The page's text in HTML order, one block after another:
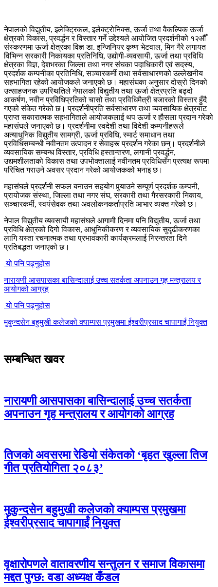
नेपालको विद्युतीय, इलेक्ट्रिकल, इलेक्ट्रोनिक्स, ऊर्जा तथा वैकल्पिक ऊर्जा
क्षेत्रको विकास, प्रवर्द्धन र विस्तार गर्ने उद्देश्यले आयोजित प्रदर्शनीको १२औँ
संस्करणमा ऊर्जा क्षेत्रका विज्ञ डा. इन्जिनियर कृष्ण भेटवाल, मिन गैरे लगायत
विभिन्न सरकारी निकायका प्रतिनिधि, उद्योगी-व्यवसायी, ऊर्जा तथा प्रविधि
क्षेत्रका विज्ञ, देशभरका जिल्ला तथा नगर संघका पदाधिकारी एवं सदस्य,
प्रदर्शक कम्पनीका प्रतिनिधि, सञ्चारकर्मी तथा सर्वसाधारणको उल्लेखनीय
सहभागिता रहेको आयोजकले जनाएको छ। महासंघका अनुसार दोस्रो दिनको
उत्साहजनक उपस्थितिले नेपालको विद्युतीय तथा ऊर्जा क्षेत्रप्रति बढ्दो
आकर्षण, नवीन प्रविधिप्रतिको चासो तथा प्रविधिमैत्री बजारको विस्तार हुँदै
गएको संकेत गरेको छ। प्रदर्शनीप्रति सर्वसाधारण तथा व्यवसायिक क्षेत्रबाट
प्राप्त सकारात्मक सहभागिताले आयोजकलाई थप ऊर्जा र हौसला प्रदान गरेको
महासंघले जनाएको छ। प्रदर्शनीमा स्वदेशी तथा विदेशी कम्पनीहरूले
अत्याधुनिक विद्युतीय सामग्री, ऊर्जा प्रविधि, स्मार्ट समाधान तथा
प्रविधिसम्बन्धी नवीनतम उत्पादन र सेवाहरू प्रदर्शन गरेका छन्। प्रदर्शनीले
व्यवसायिक सम्बन्ध विस्तार, प्रविधि हस्तान्तरण, लगानी प्रवर्द्धन,
उद्यमशीलताको विकास तथा उपभोक्तालाई नवीनतम प्रविधिसँग प्रत्यक्ष रूपमा
परिचित गराउने अवसर प्रदान गरेको आयोजकको भनाइ छ।
महासंघले प्रदर्शनी सफल बनाउन सहयोग पुर्‍याउने सम्पूर्ण प्रदर्शक कम्पनी,
प्रायोजक संस्था, जिल्ला तथा नगर संघ, सरकारी तथा गैरसरकारी निकाय,
सञ्चारकर्मी, स्वयंसेवक तथा अवलोकनकर्ताप्रति आभार व्यक्त गरेको छ।
नेपाल विद्युतीय व्यवसायी महासंघले आगामी दिनमा पनि विद्युतीय, ऊर्जा तथा
प्रविधि क्षेत्रको दिगो विकास, आधुनिकीकरण र व्यवसायिक सुदृढीकरणका
लागि यस्ता रचनात्मक तथा प्रभावकारी कार्यक्रमलाई निरन्तरता दिने
प्रतिबद्धता जनाएको छ।
यो पनि पढ्नुहोस
नारायणी आसपासका बासिन्दालाई उच्च सतर्कता अपनाउन गृह मन्त्रालय र
आयोगको आग्रह
यो पनि पढ्नुहोस
मुकुन्दसेन बहुमुखी कलेजको क्याम्पस प्रमुखमा ईश्वरीप्रसाद चापागाईं नियुक्त
सम्बन्धित खवर
नारायणी आसपासका बासिन्दालाई उच्च सतर्कता
अपनाउन गृह मन्त्रालय र आयोगको आग्रह
तिजको अवसरमा रेडियो संकेतको ‘बृहत खुल्ला तिज
गीत प्रतियोगिता २०८३’
मुकुन्दसेन बहुमुखी कलेजको क्याम्पस प्रमुखमा
ईश्वरीप्रसाद चापागाईं नियुक्त
वृक्षारोपणले वातावरणीय सन्तुलन र समाज विकासमा
मद्दत पुग्छ: वडा अध्यक्ष कँडल